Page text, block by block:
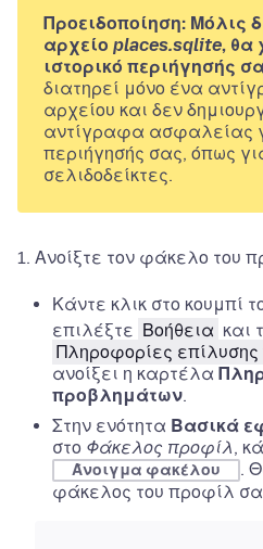
Προειδοποίηση: Μόλις
αρχείο places.sqlite, θα
ιστορικό περιήγησής
διατηρεί μόνο ένα
αρχείου και δεν
αντίγραφα ασφαλείας
περιήγησής σας, όπως
σελιδοδείκτες.
Ανοίξτε τον φάκελο του
Κάντε κλικ στο κουμπί
επιλέξτε Βοήθεια και
Πληροφορίες
ανοίξει η καρτέλα
προβλημάτων.
Στην ενότητα Βασικά
στο Φάκελος προφίλ,
Άνοιγμα φακέλου .
φάκελος του προφίλ